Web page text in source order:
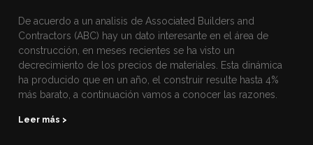
De acuerdo a un analisis de Associated Builders and
Contractors (ABC) hay un dato interesante en el área de
construcción, en meses recientes se ha visto un
decrecimiento de los precios de materiales. Esta dinámica
ha producido que en un año, el construir resulte hasta 4%
más barato, a continuación vamos a conocer las razones.
Leer más >